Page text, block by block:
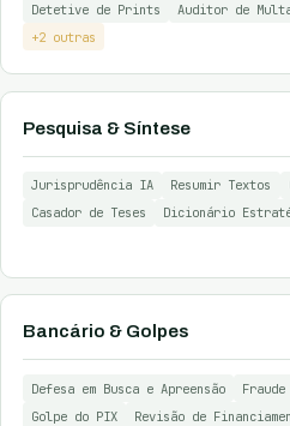
Detetive de Prints
Auditor de
+2 outras
Pesquisa & Síntese
Jurisprudência IA Resumir Textos
Casador de Teses
Dicionário
Bancário & Golpes
Defesa em Busca e Apreensão
Golpe do PIX
Revisão de